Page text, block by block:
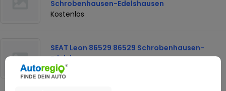
Schrobenhausen-Edelshausen
Kostenlos
SEAT Leon 86529 86529 Schrobenhausen-
Edelshausen
Kostenlos